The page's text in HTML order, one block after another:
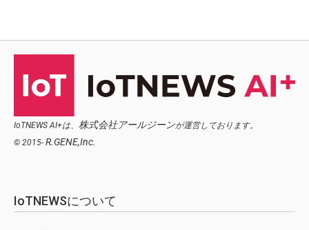
IoTNEWS AI+は、 株式会社アールジーンが運営しております。
© 2015- R.GENE,Inc.
IoTNEWSについて